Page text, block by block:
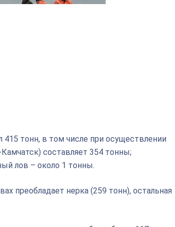
тонн, в том числе при осуществлении
составляет 354 тонны;
лов – около 1 тонны.
преобладает нерка (259 тонн), остальная